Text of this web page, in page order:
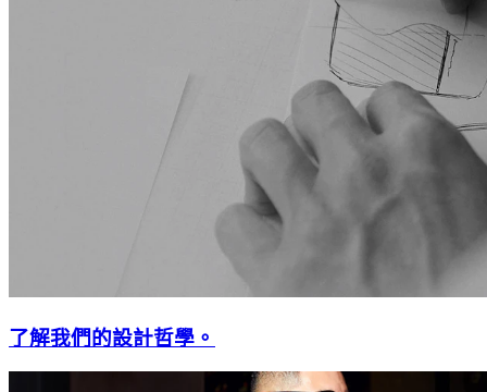
了解我們的設計哲學。